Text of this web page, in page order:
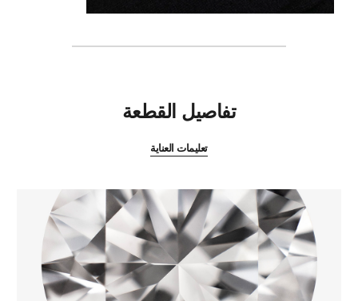
تفاصيل القطعة
تعليمات العناية